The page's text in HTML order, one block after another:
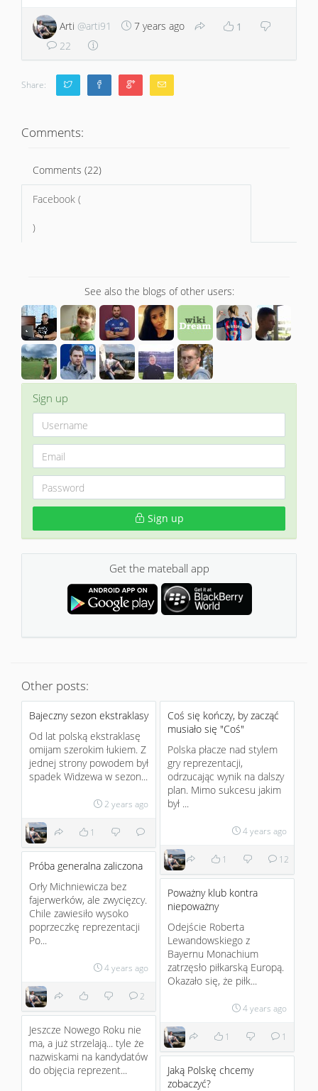
Arti @arti91 7 years ago
1
22
Share:
Comments:
Comments (22)
Facebook (
)
See also the blogs of other users:
Sign up
Sign up
Get the mateball app
Other posts:
Bajeczny sezon ekstraklasy
Od lat polską ekstraklasę
omijam szerokim łukiem. Z
jednej strony powodem był
spadek Widzewa w sezon...
2 years ago
1
Coś się kończy, by zacząć
musiało się "Coś"
Polska płacze nad stylem
gry reprezentacji,
odrzucając wynik na dalszy
plan. Mimo sukcesu jakim
był ...
4 years ago
1 12
Próba generalna zaliczona
Orły Michniewicza bez
fajerwerków, ale zwycięzcy.
Chile zawiesiło wysoko
poprzeczkę reprezentacji
Po...
4 years ago
2
Poważny klub kontra
niepoważny
Odejście Roberta
Lewandowskiego z
Bayernu Monachium
zatrzęsło piłkarską Europą.
Okazało się, że piłk...
4 years ago
1 1
Jeszcze Nowego Roku nie
ma, a już strzelają... tyle że
nazwiskami na kandydatów
do objęcia reprezent...
Jaką Polskę chcemy
zobaczyć?